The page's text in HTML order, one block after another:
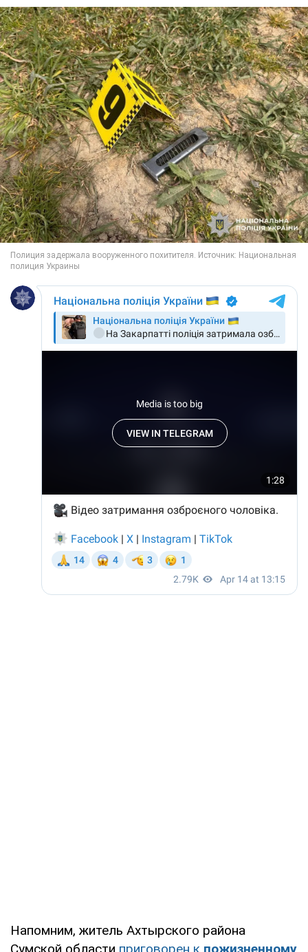
Напомним, житель Ахтырского района
Сумской области приговорен к пожизненному